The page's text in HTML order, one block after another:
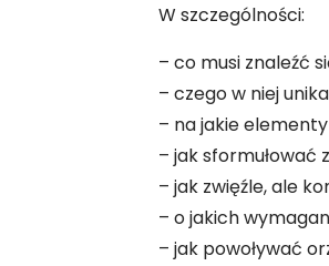
W szczególności:
– co musi znaleźć
– czego w niej
– na jakie
– jak sformułować
– jak zwięźle, ale
– o jakich
– jak powoływać